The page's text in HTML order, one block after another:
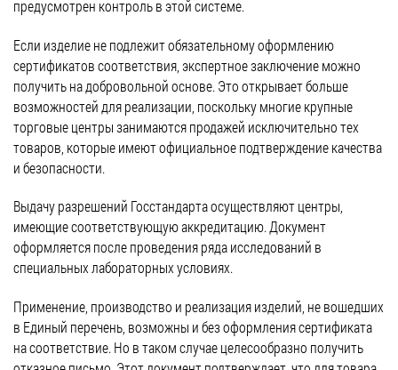
предусмотрен контроль в этой системе.
Если изделие не подлежит обязательному оформлению
сертификатов соответствия, экспертное заключение можно
получить на добровольной основе. Это открывает больше
возможностей для реализации, поскольку многие крупные
торговые центры занимаются продажей исключительно тех
товаров, которые имеют официальное подтверждение качества
и безопасности.
Выдачу разрешений Госстандарта осуществляют центры,
имеющие соответствующую аккредитацию. Документ
оформляется после проведения ряда исследований в
специальных лабораторных условиях.
Применение, производство и реализация изделий, не вошедших
в Единый перечень, возможны и без оформления сертификата
на соответствие. Но в таком случае целесообразно получить